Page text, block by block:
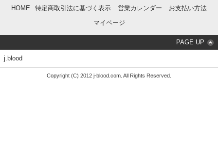
HOME 特定商取引法に基づく表示 営業カレンダー
お支払い方法
マイページ
PAGE UP
j.blood
Copyright (C) 2012 j-blood.com. All Rights Reserved.